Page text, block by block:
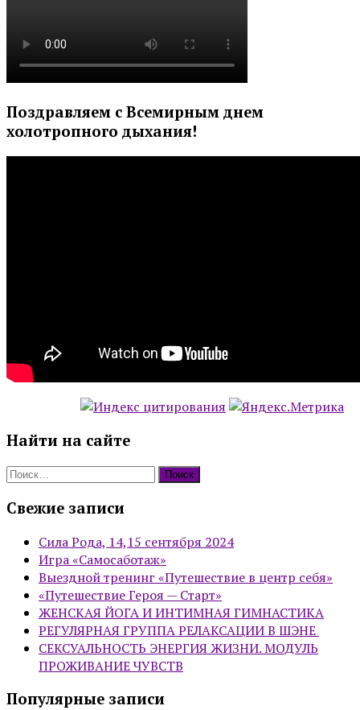
Поздравляем с Всемирным днем
холотропного дыхания!
Найти на сайте
Найти:
Свежие записи
Сила Рода, 14,15 сентября 2024
Игра «Самосаботаж»
Выездной тренинг «Путешествие в центр себя»
«Путешествие Героя — Старт»
ЖЕНСКАЯ ЙОГА И ИНТИМНАЯ ГИМНАСТИКА
РЕГУЛЯРНАЯ ГРУППА РЕЛАКСАЦИИ В ШЭНЕ
СЕКСУАЛЬНОСТЬ ЭНЕРГИЯ ЖИЗНИ. МОДУЛЬ
ПРОЖИВАНИЕ ЧУВСТВ
Популярные записи